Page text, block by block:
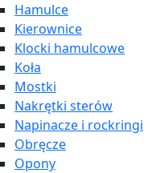
Hamulce
Kierownice
Klocki hamulcowe
Koła
Mostki
Nakrętki sterów
Napinacze i rockringi
Obręcze
Opony